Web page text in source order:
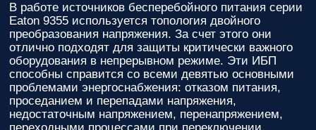
В работе источников бесперебойного питания серии
Eaton 9355 используется топология двойного
преобразования напряжения. За счет этого они
отлично подходят для защиты критически важного
оборудования в непрерывном режиме. Эти ИБП
способны справится со всеми девятью основными
проблемами энергоснабжения: отказом питания,
проседанием и перепадами напряжения,
недостаточным напряжением, перенапряжением,